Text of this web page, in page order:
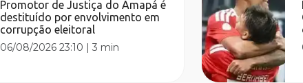
Promotor de Justiça do Amapá é
destituído por envolvimento em
corrupção eleitoral
06/08/2026 23:10 |3 min